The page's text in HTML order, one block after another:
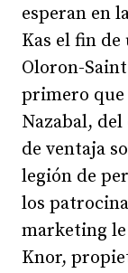
esperan en
Kas el fin de
Oloron-
primero que
Nazabal,
de ventaja
legión de
los
marketing
Knor,